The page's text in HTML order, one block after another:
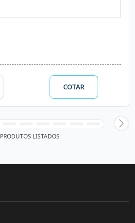
COTAR
PRODUTOS LISTADOS